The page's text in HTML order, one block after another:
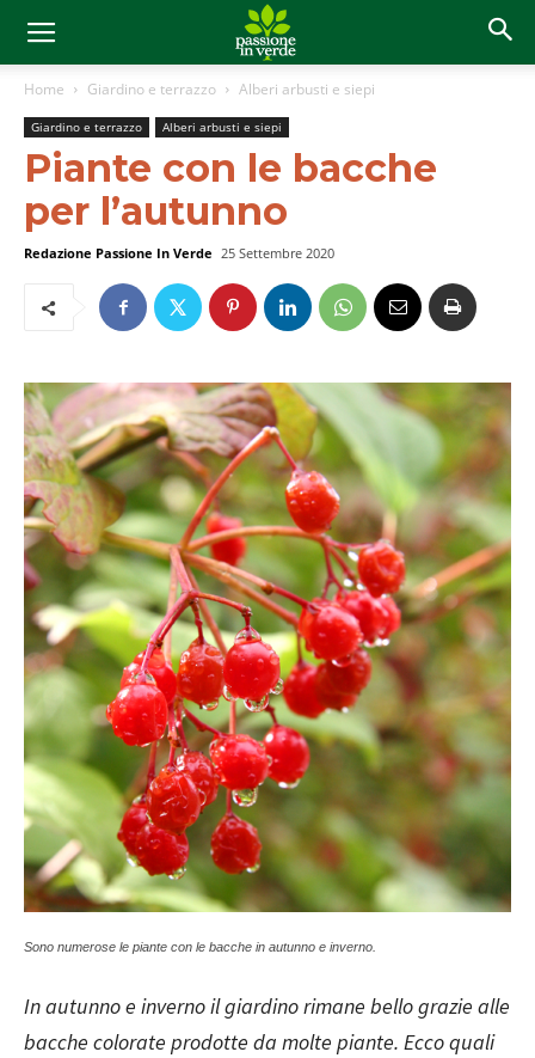
Home Giardino e terrazzo Alberi arbusti e siepi
Giardino e terrazzo Alberi arbusti e siepi
Piante con le bacche
per l’autunno
Redazione Passione In Verde 25 Settembre 2020
Sono numerose le piante con le bacche in autunno e inverno.
In autunno e inverno il giardino rimane bello grazie alle
bacche colorate prodotte da molte piante. Ecco quali